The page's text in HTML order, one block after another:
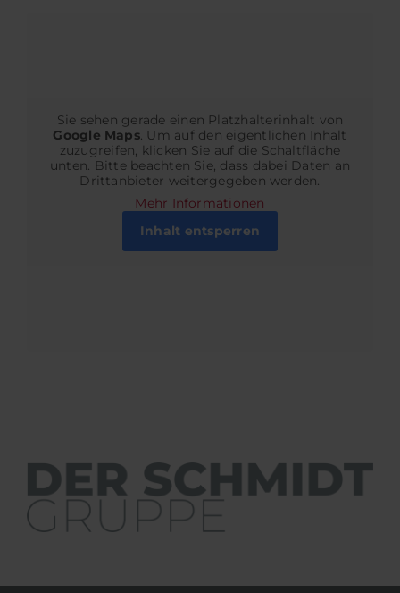
Sie sehen gerade einen Platzhalterinhalt von
Google Maps. Um auf den eigentlichen Inhalt
zuzugreifen, klicken Sie auf die Schaltfläche
unten. Bitte beachten Sie, dass dabei Daten an
Drittanbieter weitergegeben werden.
Mehr Informationen
Inhalt entsperren